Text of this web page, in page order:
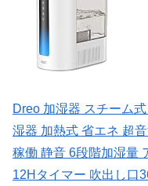
Dreo 加湿器 スチーム
湿器 加熱式 省エネ 超
稼働 静音 6段階加湿量
12Hタイマー 吹出し口